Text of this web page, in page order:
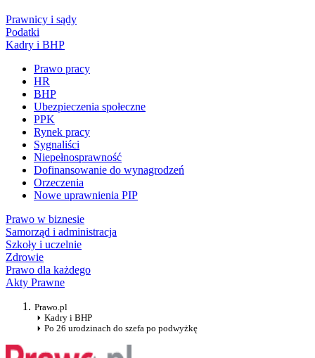
Prawnicy i sądy
Podatki
Kadry i BHP
Prawo pracy
HR
BHP
Ubezpieczenia społeczne
PPK
Rynek pracy
Sygnaliści
Niepełnosprawność
Dofinansowanie do wynagrodzeń
Orzeczenia
Nowe uprawnienia PIP
Prawo w biznesie
Samorząd i administracja
Szkoły i uczelnie
Zdrowie
Prawo dla każdego
Akty Prawne
Prawo.pl
Kadry i BHP
Po 26 urodzinach do szefa po podwyżkę